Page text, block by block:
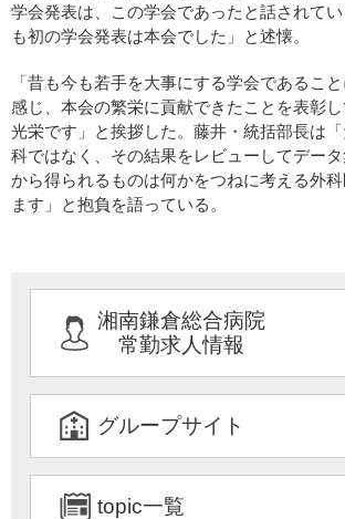
学会発表は、この学会であったと話されて
も初の学会発表は本会でした」と述懐。
「昔も今も若手を大事にする学会であるこ
感じ、本会の繁栄に貢献できたことを表彰
光栄です」と挨拶した。藤井・統括部長は
科ではなく、その結果をレビューしてデー
から得られるものは何かをつねに考える外
ます」と抱負を語っている。
湘南鎌倉総合病院
常勤求人情報
グループサイト
topic一覧